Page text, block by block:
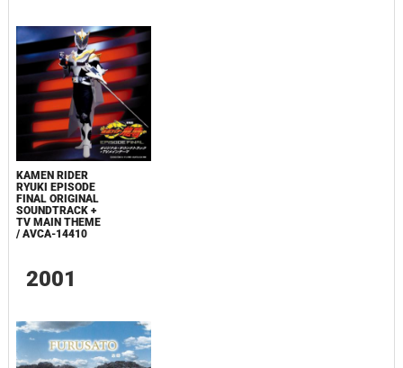
KAMEN RIDER
RYUKI EPISODE
FINAL ORIGINAL
SOUNDTRACK +
TV MAIN THEME
/ AVCA-14410
2001